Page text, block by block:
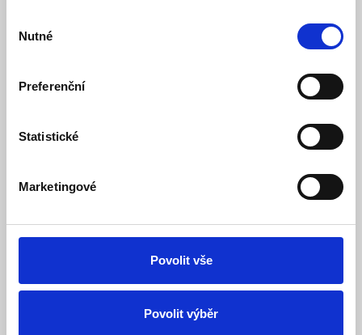
souhlasu
Nutné
Preferenční
Statistické
Marketingové
Povolit vše
Povolit výběr
SA214-2.6 Bezúdržbový akumulátor 12V 2.6Ah
474 Kč